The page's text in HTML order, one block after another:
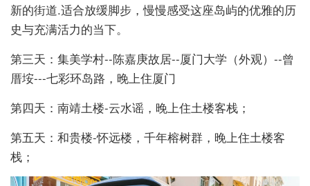
新的街道.适合放缓脚步，慢慢感受这座岛屿的优雅的历
史与充满活力的当下。
第三天：集美学村--陈嘉庚故居--厦门大学（外观）--曾
厝垵---七彩环岛路，晚上住厦门
第四天：南靖土楼-云水谣，晚上住土楼客栈；
第五天：和贵楼-怀远楼，千年榕树群，晚上住土楼客
栈；